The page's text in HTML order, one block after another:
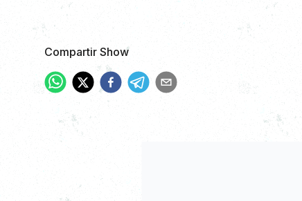
Compartir Show